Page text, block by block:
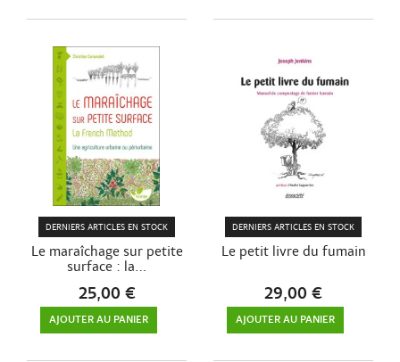
Le maraîchage sur petite
surface : la...
DERNIERS ARTICLES EN STOCK
25,00 €
AJOUTER AU PANIER
Le petit livre du fumain
DERNIERS ARTICLES EN STOCK
29,00 €
AJOUTER AU PANIER